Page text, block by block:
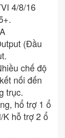
4/8/16
(Đầu
chế độ
nối đến
trục.
hổ trợ 1 ổ
hỗ trợ 2 ổ